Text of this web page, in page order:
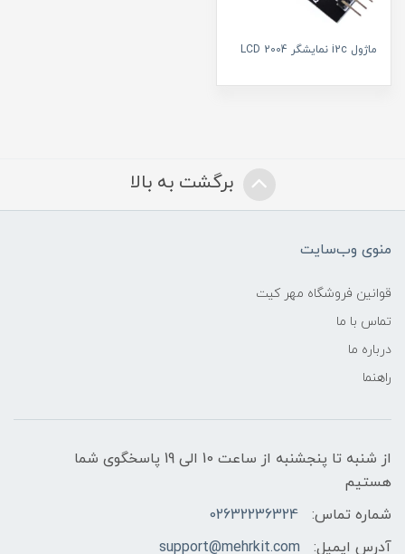
ماژول i2c نمایشگر LCD 2004
برگشت به بالا
منوی وب‌سایت
قوانین فروشگاه مهر کیت
تماس با ما
درباره ما
راهنما
از شنبه تا پنجشنبه از ساعت 10 الی 19 پاسخگوی شما
هستیم
شماره تماس:
02632236324
آدرس ایمیل:
support@mehrkit.com